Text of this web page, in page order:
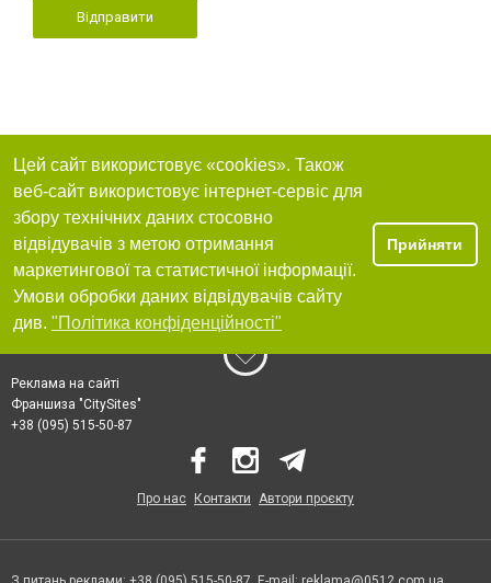
Відправити
Цей сайт використовує «cookies». Також
веб-сайт використовує інтернет-сервіс для
збору технічних даних стосовно
відвідувачів з метою отримання
маркетингової та статистичної інформації.
Умови обробки даних відвідувачів сайту
див. "Політика конфіденційності"
Прийняти
Реклама на сайті
Франшиза "CitySites"
+38 (095) 515-50-87
Про нас Контакти Автори проєкту